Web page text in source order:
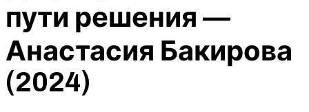
пути решения —
Анастасия Бакирова
(2024)